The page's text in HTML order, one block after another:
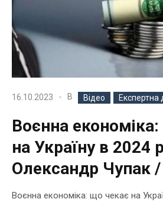
16.10.2023 В Відео Експертна
Воєнна
на Україну в 2024
Олександр Чупак
Воєнна економіка: що чекає на